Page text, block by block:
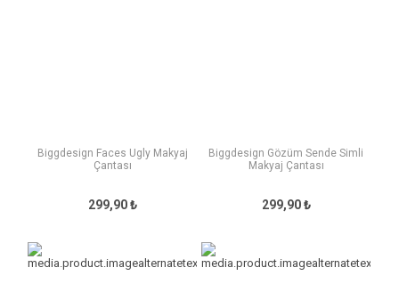
Biggdesign Faces Ugly Makyaj
Çantası
299,90 ₺
Biggdesign Gözüm Sende Simli
Makyaj Çantası
299,90 ₺